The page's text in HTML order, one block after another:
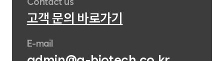
고객 문의 바로가기
E-mail